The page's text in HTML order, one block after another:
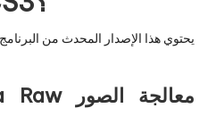
يحتوي هذا الإصدار المحدث من